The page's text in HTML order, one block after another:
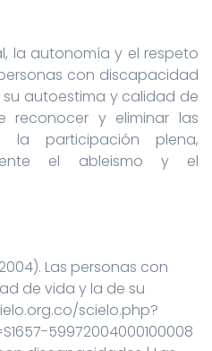
la autonomía y el respeto
con discapacidad
autoestima y calidad de
reconocer y eliminar las
la participación plena,
el ableismo y el
Las personas con
de vida y la de su
scielo.php?
59972004000100008